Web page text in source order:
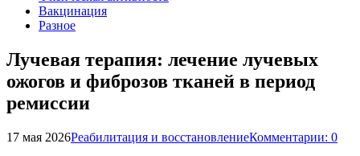
Вакцинация
Разное
Лучевая терапия: лечение лучевых
ожогов и фиброзов тканей в период
ремиссии
17 мая 2026Реабилитация и восстановлениеКомментарии: 0